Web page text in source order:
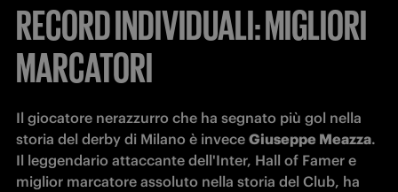
RECORD INDIVIDUALI: MIGLIORI
MARCATORI
Il giocatore nerazzurro che ha segnato più gol nella
storia del derby di Milano è invece Giuseppe Meazza.
Il leggendario attaccante dell'Inter, Hall of Famer e
miglior marcatore assoluto nella storia del Club, ha